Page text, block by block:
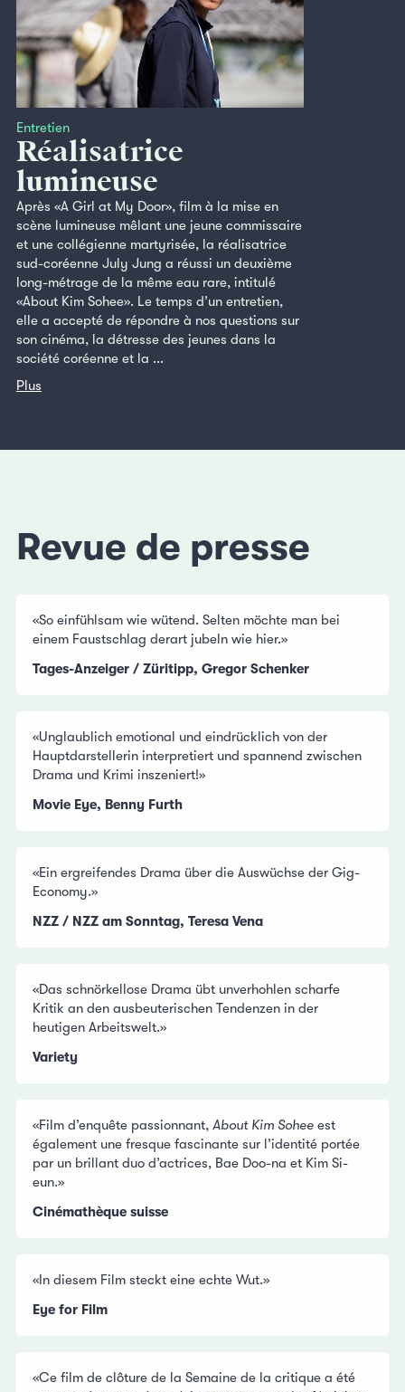
Entretien
Réalisatrice
lumineuse
Après «A Girl at My Door», film à la mise en
scène lumineuse mêlant une jeune commissaire
et une collégienne martyrisée, la réalisatrice
sud-coréenne July Jung a réussi un deuxième
long-métrage de la même eau rare, intitulé
«About Kim Sohee». Le temps d’un entretien,
elle a accepté de répondre à nos questions sur
son cinéma, la détresse des jeunes dans la
société coréenne et la ...
Plus
Revue de presse
«So einfühlsam wie wütend. Selten möchte man bei
einem Faustschlag derart jubeln wie hier.»
Tages-Anzeiger / Züritipp, Gregor Schenker
«Unglaublich emotional und eindrücklich von der
Hauptdarstellerin interpretiert und spannend zwischen
Drama und Krimi inszeniert!»
Movie Eye, Benny Furth
«Ein ergreifendes Drama über die Auswüchse der Gig-
Economy.»
NZZ / NZZ am Sonntag, Teresa Vena
«Das schnörkellose Drama übt unverhohlen scharfe
Kritik an den ausbeuterischen Tendenzen in der
heutigen Arbeitswelt.»
Variety
«Film d’enquête passionnant, About Kim Sohee est
également une fresque fascinante sur l’identité portée
par un brillant duo d’actrices, Bae Doo-na et Kim Si-
eun.»
Cinémathèque suisse
«In diesem Film steckt eine echte Wut.»
Eye for Film
«Ce film de clôture de la Semaine de la critique a été